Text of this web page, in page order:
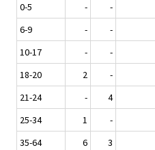
0-5
- -
6-9
- -
10-17
- -
18-20
2 -
21-24
- 4
25-34
1 -
35-64
6 3